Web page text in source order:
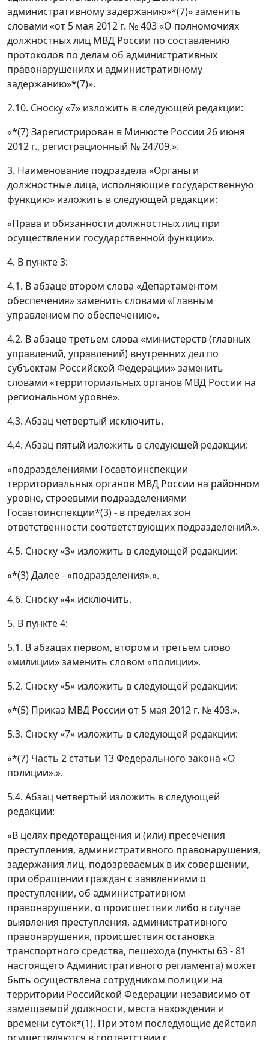
административному задержанию»*(7)» заменить
словами «от 5 мая 2012 г. № 403 «О полномочиях
должностных лиц МВД России по составлению
протоколов по делам об административных
правонарушениях и административному
задержанию»*(7)».
2.10. Сноску «7» изложить в следующей редакции:
«*(7) Зарегистрирован в Минюсте России 26 июня
2012 г., регистрационный № 24709.».
3. Наименование подраздела «Органы и
должностные лица, исполняющие государственную
функцию» изложить в следующей редакции:
«Права и обязанности должностных лиц при
осуществлении государственной функции».
4. В пункте 3:
4.1. В абзаце втором слова «Департаментом
обеспечения» заменить словами «Главным
управлением по обеспечению».
4.2. В абзаце третьем слова «министерств (главных
управлений, управлений) внутренних дел по
субъектам Российской Федерации» заменить
словами «территориальных органов МВД России на
региональном уровне».
4.3. Абзац четвертый исключить.
4.4. Абзац пятый изложить в следующей редакции:
«подразделениями Госавтоинспекции
территориальных органов МВД России на районном
уровне, строевыми подразделениями
Госавтоинспекции*(3) - в пределах зон
ответственности соответствующих подразделений.».
4.5. Сноску «3» изложить в следующей редакции:
«*(3) Далее - «подразделения».».
4.6. Сноску «4» исключить.
5. В пункте 4:
5.1. В абзацах первом, втором и третьем слово
«милиции» заменить словом «полиции».
5.2. Сноску «5» изложить в следующей редакции:
«*(5) Приказ МВД России от 5 мая 2012 г. № 403.».
5.3. Сноску «7» изложить в следующей редакции:
«*(7) Часть 2 статьи 13 Федерального закона «О
полиции».».
5.4. Абзац четвертый изложить в следующей
редакции:
«В целях предотвращения и (или) пресечения
преступления, административного правонарушения,
задержания лиц, подозреваемых в их совершении,
при обращении граждан с заявлениями о
преступлении, об административном
правонарушении, о происшествии либо в случае
выявления преступления, административного
правонарушения, происшествия остановка
транспортного средства, пешехода (пункты 63 - 81
настоящего Административного регламента) может
быть осуществлена сотрудником полиции на
территории Российской Федерации независимо от
замещаемой должности, места нахождения и
времени суток*(1). При этом последующие действия